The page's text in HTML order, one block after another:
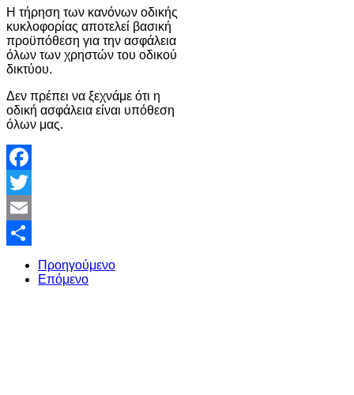
Η τήρηση των κανόνων οδικής
κυκλοφορίας αποτελεί βασική
προϋπόθεση για την ασφάλεια
όλων των χρηστών του οδικού
δικτύου.
Δεν πρέπει να ξεχνάμε ότι η
οδική ασφάλεια είναι υπόθεση
όλων μας.
Facebook
Twitter
Email
Share
Προηγούμενο
Επόμενο